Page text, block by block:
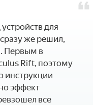
для
же решил,
Первым в
Rift, поэтому
инструкции
эффект
все